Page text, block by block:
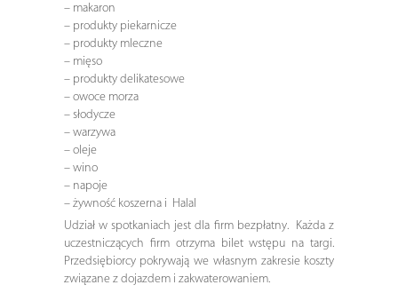
– makaron
– produkty piekarnicze
– produkty mleczne
– mięso
– produkty delikatesowe
– owoce morza
– słodycze
– warzywa
– oleje
– wino
– napoje
– żywność koszerna i Halal
Udział w spotkaniach jest dla firm bezpłatny. Każda z
uczestniczących firm otrzyma bilet wstępu na targi.
Przedsiębiorcy pokrywają we własnym zakresie koszty
związane z dojazdem i zakwaterowaniem.